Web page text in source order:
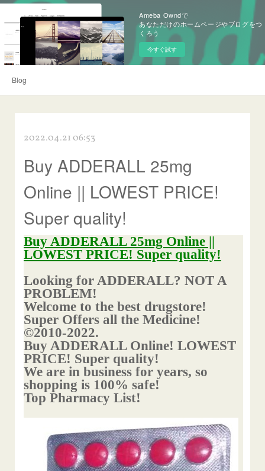
Ameba Owndで
あなただけのホームページやブログをつ
くろう
今すぐ試す
Blog
2022.04.21 06:53
Buy ADDERALL 25mg
Online || LOWEST PRICE!
Super quality!